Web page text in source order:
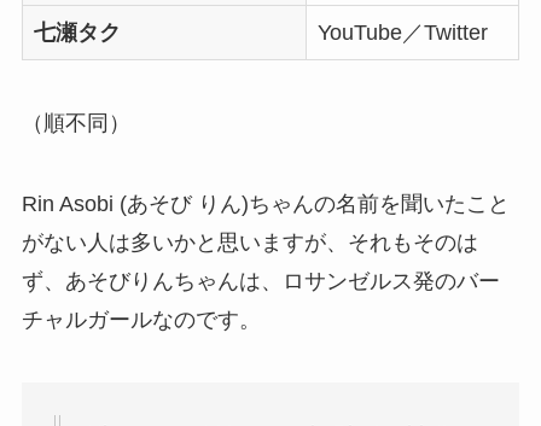
七瀬タク YouTube／Twitter
（順不同）
Rin Asobi (あそび りん)ちゃんの名前を聞いたこと
がない人は多いかと思いますが、それもそのは
ず、あそびりんちゃんは、ロサンゼルス発のバー
チャルガールなのです。